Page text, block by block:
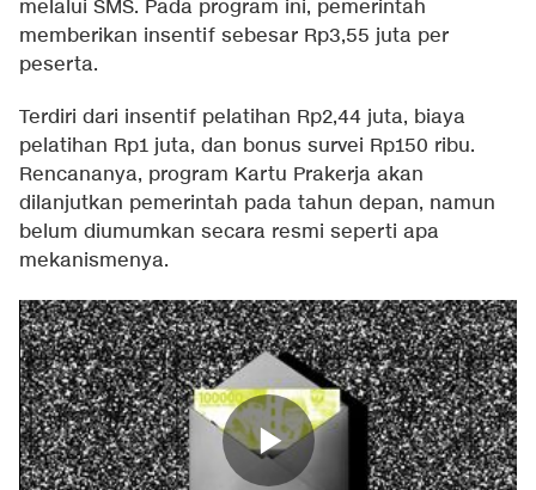
melalui SMS. Pada program ini, pemerintah
memberikan insentif sebesar Rp3,55 juta per
peserta.
Terdiri dari insentif pelatihan Rp2,44 juta, biaya
pelatihan Rp1 juta, dan bonus survei Rp150 ribu.
Rencananya, program Kartu Prakerja akan
dilanjutkan pemerintah pada tahun depan, namun
belum diumumkan secara resmi seperti apa
mekanismenya.